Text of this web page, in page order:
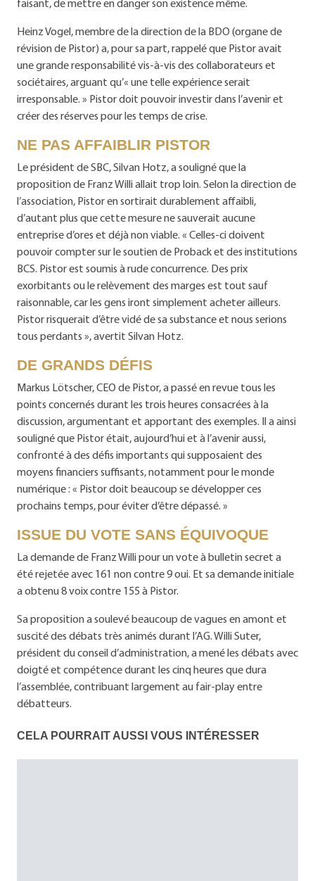
faisant, de mettre en danger son existence même.
Heinz Vogel, membre de la direction de la BDO (organe de
révision de Pistor) a, pour sa part, rappelé que Pistor avait
une grande responsabilité vis-à-vis des collaborateurs et
sociétaires, arguant qu’« une telle expérience serait
irresponsable. » Pistor doit pouvoir investir dans l’avenir et
créer des réserves pour les temps de crise.
NE PAS AFFAIBLIR PISTOR
Le président de SBC, Silvan Hotz, a souligné que la
proposition de Franz Willi allait trop loin. Selon la direction de
l’association, Pistor en sortirait durablement affaibli,
d’autant plus que cette mesure ne sauverait aucune
entreprise d’ores et déjà non viable. « Celles-ci doivent
pouvoir compter sur le soutien de Proback et des institutions
BCS. Pistor est soumis à rude concurrence. Des prix
exorbitants ou le relèvement des marges est tout sauf
raisonnable, car les gens iront simplement acheter ailleurs.
Pistor risquerait d’être vidé de sa substance et nous serions
tous perdants », avertit Silvan Hotz.
DE GRANDS DÉFIS
Markus Lötscher, CEO de Pistor, a passé en revue tous les
points concernés durant les trois heures consacrées à la
discussion, argumentant et apportant des exemples. Il a ainsi
souligné que Pistor était, aujourd’hui et à l’avenir aussi,
confronté à des défis importants qui supposaient des
moyens financiers suffisants, notamment pour le monde
numérique : « Pistor doit beaucoup se développer ces
prochains temps, pour éviter d’être dépassé. »
ISSUE DU VOTE SANS ÉQUIVOQUE
La demande de Franz Willi pour un vote à bulletin secret a
été rejetée avec 161 non contre 9 oui. Et sa demande initiale
a obtenu 8 voix contre 155 à Pistor.
Sa proposition a soulevé beaucoup de vagues en amont et
suscité des débats très animés durant l’AG. Willi Suter,
président du conseil d’administration, a mené les débats avec
doigté et compétence durant les cinq heures que dura
l’assemblée, contribuant largement au fair-play entre
débatteurs.
CELA POURRAIT AUSSI VOUS INTÉRESSER